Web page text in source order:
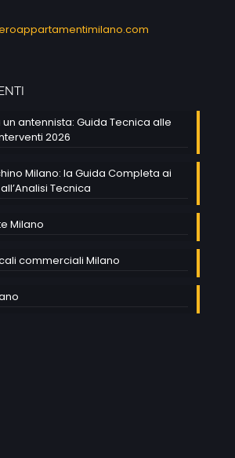
antennista: Guida Tecnica alle
2026
Milano: la Guida Completa ai
Tecnica
Milano
commerciali Milano